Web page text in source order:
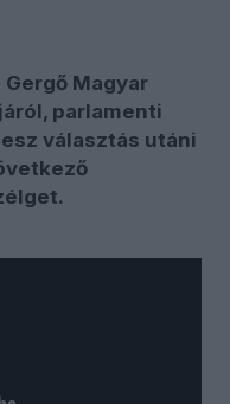
Magyar
parlamenti
választás utáni
is kemény